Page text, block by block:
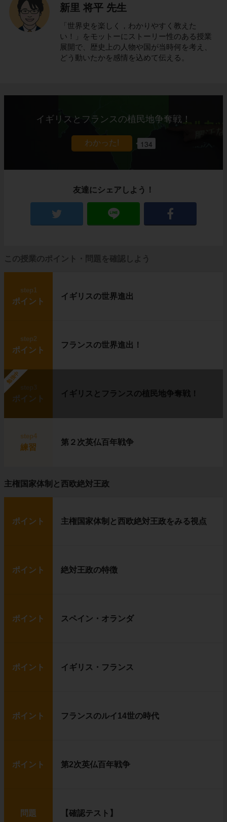
新里 将平 先生
「世界史を楽しく，わかりやすく教えた
い！」をモットーにストーリー性のある授業
展開で、歴史上の人物や国が当時何を考え、
どう動いたかを感情を込めて伝える。
イギリスとフランスの植民地争奪戦！
134
友達にシェアしよう！
この授業のポイント・問題を確認しよう
step1
ポイント
イギリスの世界進出
step2
ポイント
フランスの世界進出！
勉強中
ポイント
イギリスとフランスの植民地争奪戦！
step4
練習
第２次英仏百年戦争
主権国家体制と西欧絶対王政
ポイント 主権国家体制と西欧絶対王政をみる視点
ポイント 絶対王政の特徴
ポイント スペイン・オランダ
ポイント イギリス・フランス
ポイント フランスのルイ14世の時代
ポイント 第2次英仏百年戦争
問題 【確認テスト】